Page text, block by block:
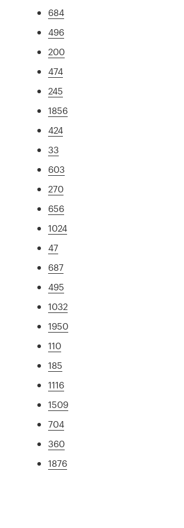
684
496
200
474
245
1856
424
33
603
270
656
1024
47
687
495
1032
1950
110
185
1116
1509
704
360
1876